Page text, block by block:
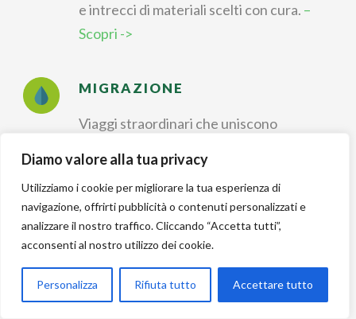
Diamo valore alla tua privacy
Utilizziamo i cookie per migliorare la tua esperienza di
navigazione, offrirti pubblicità o contenuti personalizzati e
analizzare il nostro traffico. Cliccando “Accetta tutti”,
acconsenti al nostro utilizzo dei cookie.
Personalizza Rifiuta tutto Accettare tutto
e intrecci di materiali scelti con cura. –
Scopri ->
MIGRAZIONE
Viaggi straordinari che uniscono
sopravvivenza.
– Scopri ->
IDENTIFICAZIONE
dare un nome a ogni